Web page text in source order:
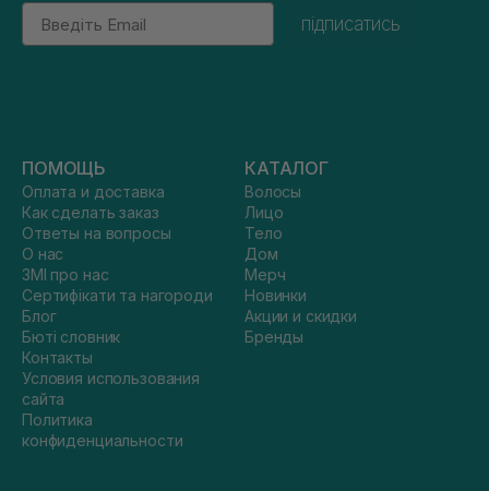
Email
підписатись
ПОМОЩЬ
Оплата и доставка
Как сделать заказ
Ответы на вопросы
О нас
ЗМІ про нас
Сертифікати та нагороди
Блог
Бюті словник
Контакты
Условия использования
сайта
Политика
конфиденциальности
КАТАЛОГ
Волосы
Лицо
Тело
Дом
Мерч
Новинки
Акции и скидки
Бренды